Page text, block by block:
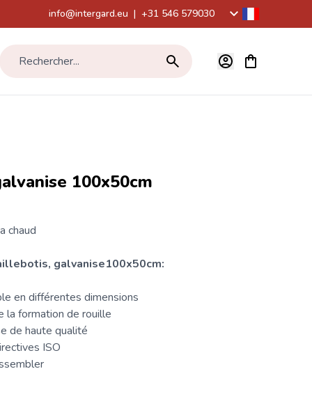
info@intergard.eu | +31 546 579030
Rechercher... Voir le
100x50cm
chaud
galvanise100x50cm:
en différentes dimensions
la formation de rouille
de haute qualité
ISO